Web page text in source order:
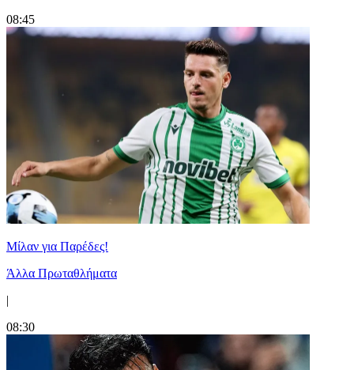
08:45
Μίλαν για Παρέδες!
Άλλα Πρωταθλήματα
|
08:30